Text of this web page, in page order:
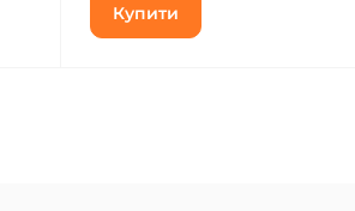
Купити